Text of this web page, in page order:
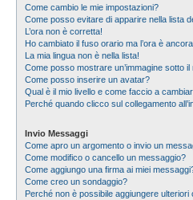
Come cambio le mie impostazioni?
Come posso evitare di apparire nella lista
L’ora non è corretta!
Ho cambiato il fuso orario ma l’ora è
La mia lingua non è nella lista!
Come posso mostrare un’immagine sotto il
Come posso inserire un avatar?
Qual è il mio livello e come faccio a
Perché quando clicco sul collegamento
Invio Messaggi
Come apro un argomento o invio un
Come modifico o cancello un messaggio?
Come aggiungo una firma ai miei
Come creo un sondaggio?
Perché non è possibile aggiungere ulteriori